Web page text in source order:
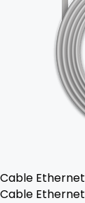
Cable Ethernet
Cable Ethernet